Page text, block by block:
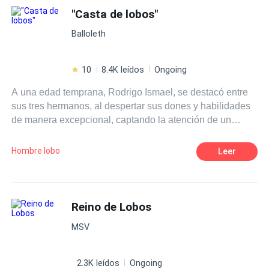
sucedido. Mas seu passado retorna, ameaçando sua
nova vida. Agora, Daphine deve enfrentar seu verdadeiro
eu e decidir entre seu primeiro amor, Ethan, e sua nova
"Casta de lobos"
Balloleth
10 8.4K leídos Ongoing
A una edad temprana, Rodrigo Ismael, se destacó entre
sus tres hermanos, al despertar sus dones y habilidades
de manera excepcional, captando la atención de un
alrededor suyo, se llamó a sí mismo Desterrado.
Marcando sus destinos, con una maldición que lo
sobrevivir cueste lo que cueste y recuperar su “Casta de
Lobos” (Nevri) de las garras de la comunidad de los trece.
Incluso si esto implica estrujar el corazón de sus
de una cazadora.
Hombre lobo Leer
Reino de Lobos
MSV
2.3K leídos Ongoing